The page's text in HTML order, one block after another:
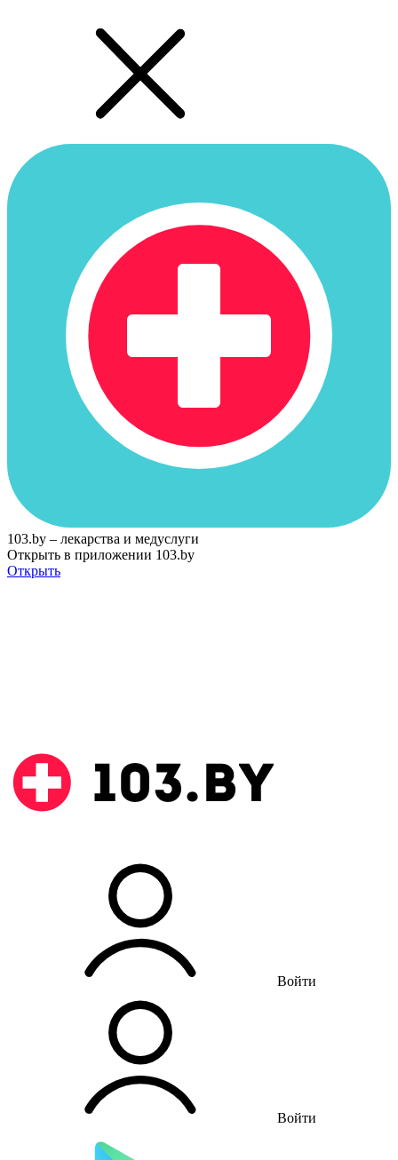
103.by – лекарства и медуслуги
Открыть в приложении 103.by
Открыть
Войти
Войти